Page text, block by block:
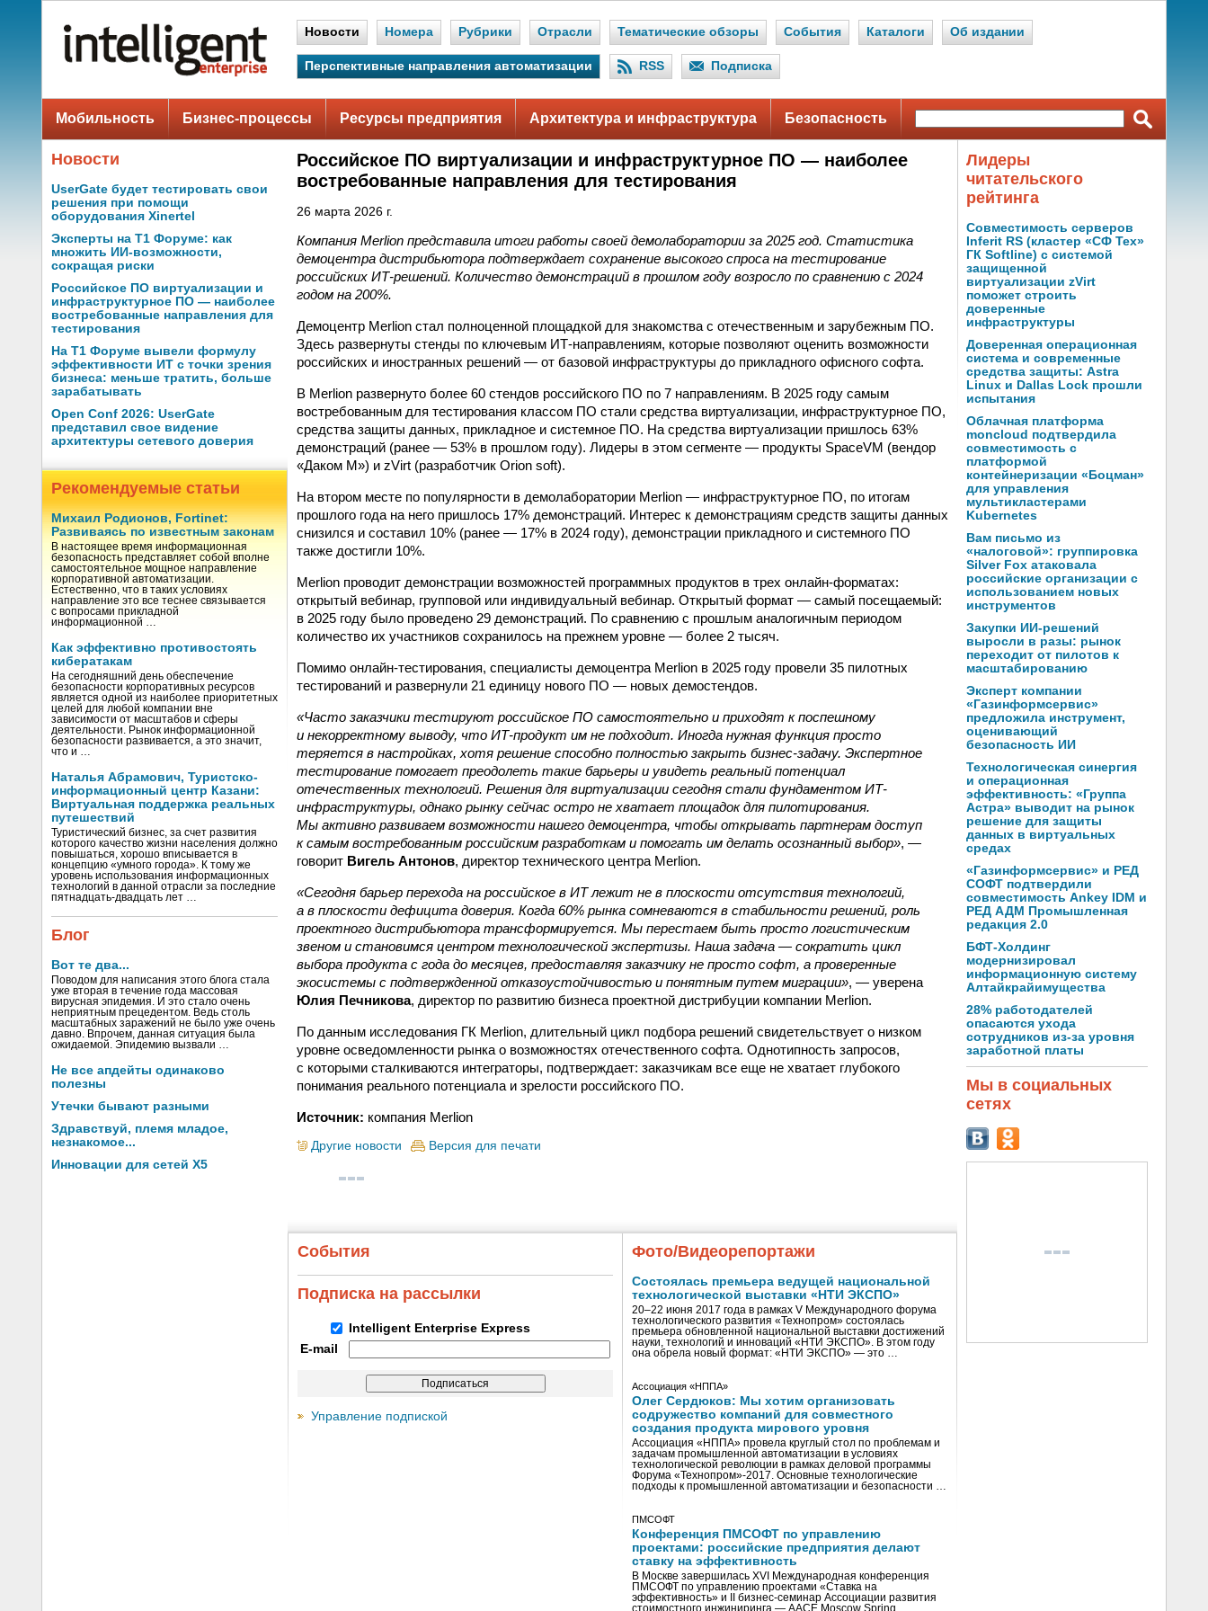
Новости Номера Рубрики Отрасли Тематические обзоры События Каталоги Об издании
Перспективные направления автоматизации RSS Подписка
Мобильность Бизнес-процессы Ресурсы предприятия Архитектура и инфраструктура Безопасность
Новости
UserGate будет тестировать свои
решения при помощи
оборудования Xinertel
Эксперты на Т1 Форуме: как
множить ИИ-возможности,
сокращая риски
Российское ПО виртуализации и
инфраструктурное ПО — наиболее
востребованные направления для
тестирования
На Т1 Форуме вывели формулу
эффективности ИТ с точки зрения
бизнеса: меньше тратить, больше
зарабатывать
Open Conf 2026: UserGate
представил свое видение
архитектуры сетевого доверия
Рекомендуемые статьи
Михаил Родионов, Fortinet:
Развиваясь по известным законам
В настоящее время информационная
безопасность представляет собой вполне
самостоятельное мощное направление
корпоративной автоматизации.
Естественно, что в таких условиях
направление это все теснее связывается
с вопросами прикладной
информационной …
Как эффективно противостоять
кибератакам
На сегодняшний день обеспечение
безопасности корпоративных ресурсов
является одной из наиболее приоритетных
целей для любой компании вне
зависимости от масштабов и сферы
деятельности. Рынок информационной
безопасности развивается, а это значит,
что и …
Наталья Абрамович, Туристско-
информационный центр Казани:
Виртуальная поддержка реальных
путешествий
Туристический бизнес, за счет развития
которого качество жизни населения должно
повышаться, хорошо вписывается в
концепцию «умного города». К тому же
уровень использования информационных
технологий в данной отрасли за последние
пятнадцать-двадцать лет …
Блог
Вот те два...
Поводом для написания этого блога стала
уже вторая в течение года массовая
вирусная эпидемия. И это стало очень
неприятным прецедентом. Ведь столь
масштабных заражений не было уже очень
давно. Впрочем, данная ситуация была
ожидаемой. Эпидемию вызвали …
Не все апдейты одинаково
полезны
Утечки бывают разными
Здравствуй, племя младое,
незнакомое...
Инновации для сетей X5
Российское ПО виртуализации и инфраструктурное ПО — наиболее
востребованные направления для тестирования
26 марта 2026 г.
Компания Merlion представила итоги работы своей демолаборатории за 2025 год. Статистика
демоцентра дистрибьютора подтверждает сохранение высокого спроса на тестирование
российских ИТ-решений. Количество демонстраций в прошлом году возросло по сравнению с 2024
годом на 200%.
Демоцентр Merlion стал полноценной площадкой для знакомства с отечественным и зарубежным ПО.
Здесь развернуты стенды по ключевым ИТ-направлениям, которые позволяют оценить возможности
российских и иностранных решений — от базовой инфраструктуры до прикладного офисного софта.
В Merlion развернуто более 60 стендов российского ПО по 7 направлениям. В 2025 году самым
востребованным для тестирования классом ПО стали средства виртуализации, инфраструктурное ПО,
средства защиты данных, прикладное и системное ПО. На средства виртуализации пришлось 63%
демонстраций (ранее — 53% в прошлом году). Лидеры в этом сегменте — продукты SpaceVM (вендор
«Даком М») и zVirt (разработчик Orion soft).
На втором месте по популярности в демолаборатории Merlion — инфраструктурное ПО, по итогам
прошлого года на него пришлось 17% демонстраций. Интерес к демонстрациям средств защиты данных
снизился и составил 10% (ранее — 17% в 2024 году), демонстрации прикладного и системного ПО
также достигли 10%.
Merlion проводит демонстрации возможностей программных продуктов в трех онлайн-форматах:
открытый вебинар, групповой или индивидуальный вебинар. Открытый формат — самый посещаемый:
в 2025 году было проведено 29 демонстраций. По сравнению с прошлым аналогичным периодом
количество их участников сохранилось на прежнем уровне — более 2 тысяч.
Помимо онлайн-тестирования, специалисты демоцентра Merlion в 2025 году провели 35 пилотных
тестирований и развернули 21 единицу нового ПО — новых демостендов.
«Часто заказчики тестируют российское ПО самостоятельно и приходят к поспешному
и некорректному выводу, что ИТ-продукт им не подходит. Иногда нужная функция просто
теряется в настройках, хотя решение способно полностью закрыть бизнес-задачу. Экспертное
тестирование помогает преодолеть такие барьеры и увидеть реальный потенциал
отечественных технологий. Решения для виртуализации сегодня стали фундаментом ИТ-
инфраструктуры, однако рынку сейчас остро не хватает площадок для пилотирования.
Мы активно развиваем возможности нашего демоцентра, чтобы открывать партнерам доступ
к самым востребованным российским разработкам и помогать им делать осознанный выбор», —
говорит Вигель Антонов, директор технического центра Merlion.
«Сегодня барьер перехода на российское в ИТ лежит не в плоскости отсутствия технологий,
а в плоскости дефицита доверия. Когда 60% рынка сомневаются в стабильности решений, роль
проектного дистрибьютора трансформируется. Мы перестаем быть просто логистическим
звеном и становимся центром технологической экспертизы. Наша задача — сократить цикл
выбора продукта с года до месяцев, предоставляя заказчику не просто софт, а проверенные
экосистемы с подтвержденной отказоустойчивостью и понятным путем миграции», — уверена
Юлия Печникова, директор по развитию бизнеса проектной дистрибуции компании Merlion.
По данным исследования ГК Merlion, длительный цикл подбора решений свидетельствует о низком
уровне осведомленности рынка о возможностях отечественного софта. Однотипность запросов,
с которыми сталкиваются интеграторы, подтверждает: заказчикам все еще не хватает глубокого
понимания реального потенциала и зрелости российского ПО.
Источник: компания Merlion
Другие новости Версия для печати
События
Подписка на рассылки
Intelligent Enterprise Express
E-mail
Управление подпиской
Фото/Видеорепортажи
Состоялась премьера ведущей национальной
технологической выставки «НТИ ЭКСПО»
20–22 июня 2017 года в рамках V Международного форума
технологического развития «Технопром» состоялась
премьера обновленной национальной выставки достижений
науки, технологий и инноваций «НТИ ЭКСПО». В этом году
она обрела новый формат: «НТИ ЭКСПО» — это …
Ассоциация «НППА»
Олег Сердюков: Мы хотим организовать
содружество компаний для совместного
создания продукта мирового уровня
Ассоциация «НППА» провела круглый стол по проблемам и
задачам промышленной автоматизации в условиях
технологической революции в рамках деловой программы
Форума «Технопром»-2017. Основные технологические
подходы к промышленной автоматизации и безопасности …
ПМСОФТ
Конференция ПМСОФТ по управлению
проектами: российские предприятия делают
ставку на эффективность
В Москве завершилась XVI Международная конференция
ПМСОФТ по управлению проектами «Ставка на
эффективность» и II бизнес-семинар Ассоциации развития
стоимостного инжиниринга — AACE Moscow Spring
Лидеры
читательского
рейтинга
Совместимость серверов
Inferit RS (кластер «СФ Тех»
ГК Softline) с системой
защищенной
виртуализации zVirt
поможет строить
доверенные
инфраструктуры
Доверенная операционная
система и современные
средства защиты: Astra
Linux и Dallas Lock прошли
испытания
Облачная платформа
moncloud подтвердила
совместимость с
платформой
контейнеризации «Боцман»
для управления
мультикластерами
Kubernetes
Вам письмо из
«налоговой»: группировка
Silver Fox атаковала
российские организации с
использованием новых
инструментов
Закупки ИИ-решений
выросли в разы: рынок
переходит от пилотов к
масштабированию
Эксперт компании
«Газинформсервис»
предложила инструмент,
оценивающий
безопасность ИИ
Технологическая синергия
и операционная
эффективность: «Группа
Астра» выводит на рынок
решение для защиты
данных в виртуальных
средах
«Газинформсервис» и РЕД
СОФТ подтвердили
совместимость Ankey IDM и
РЕД АДМ Промышленная
редакция 2.0
БФТ-Холдинг
модернизировал
информационную систему
Алтайкрайимущества
28% работодателей
опасаются ухода
сотрудников из-за уровня
заработной платы
Мы в социальных
сетях